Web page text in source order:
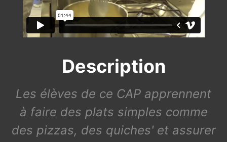
Description
Les élèves de ce CAP apprennent
à faire des plats simples comme
des pizzas, des quiches' et assurer